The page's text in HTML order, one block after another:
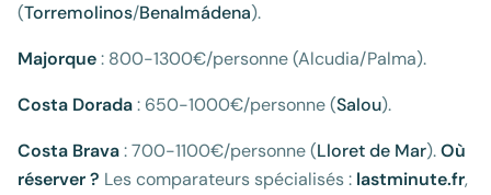
(Torremolinos/Benalmádena).
Majorque: 800-1300€/personne (Alcudia/Palma).
Costa Dorada: 650-1000€/personne (Salou).
Costa Brava: 700-1100€/personne (Lloret de Mar).Où
réserver ? Les comparateurs spécialisés : lastminute.fr,